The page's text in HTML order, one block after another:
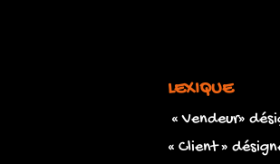
LEXIQUE
« Vendeur»
« Client »